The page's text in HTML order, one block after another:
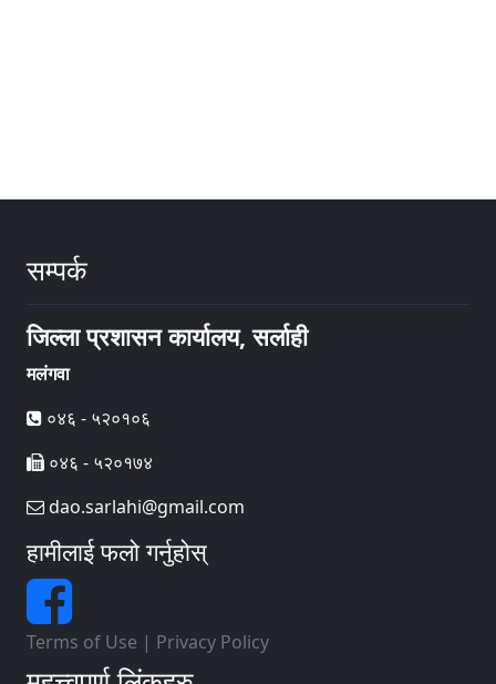
सम्पर्क
जिल्ला प्रशासन कार्यालय, सर्लाही
मलंगवा
०४६ - ५२०१०६
०४६ - ५२०१७४
dao.sarlahi@gmail.com
हामीलाई फलो गर्नुहोस्
Terms of Use | Privacy Policy